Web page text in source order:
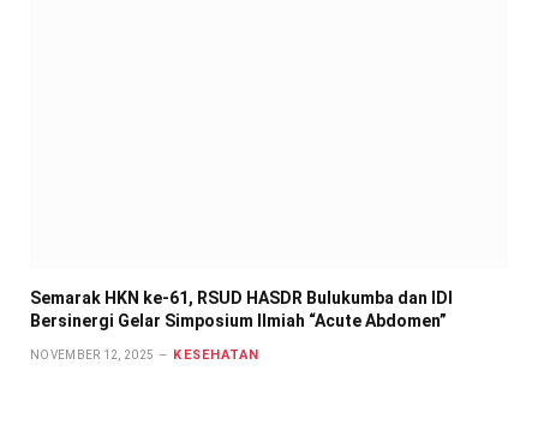
Semarak HKN ke-61, RSUD HASDR Bulukumba dan IDI
Bersinergi Gelar Simposium Ilmiah “Acute Abdomen”
NOVEMBER 12, 2025 KESEHATAN